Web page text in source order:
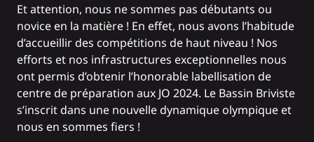
Et attention, nous ne sommes pas débutants ou
novice en la matière ! En effet, nous avons l’habitude
d’accueillir des compétitions de haut niveau ! Nos
efforts et nos infrastructures exceptionnelles nous
ont permis d’obtenir l’honorable labellisation de
centre de préparation aux JO 2024. Le Bassin Briviste
s’inscrit dans une nouvelle dynamique olympique et
nous en sommes fiers !